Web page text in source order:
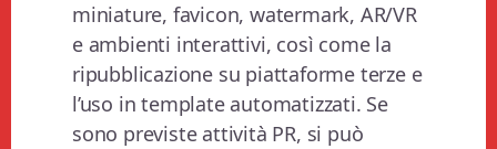
miniature, favicon, watermark, AR/VR
e ambienti interattivi, così come la
ripubblicazione su piattaforme terze e
l’uso in template automatizzati. Se
sono previste attività PR, si può